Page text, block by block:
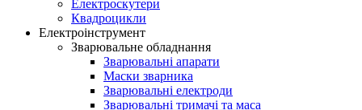
Електроскутери
Квадроцикли
Електроінструмент
Зварювальне обладнання
Зварювальні апарати
Маски зварника
Зварювальні електроди
Зварювальні тримачі та маса